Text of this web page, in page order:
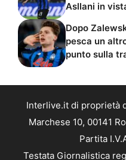
Asllani in
Dopo
pesca un
punto sulla
Interlive.it di proprietà
Marchese 10, 00141
Partita
Testata Giornalistica